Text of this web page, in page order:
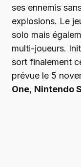
ses ennemis
explosions. Le
solo mais
multi-joueurs.
sort finalement
prévue le 5
One, Nintendo